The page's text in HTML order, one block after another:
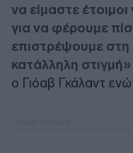
να είμαστε
για να φέρουμε
επιστρέψουμε στη
κατάλληλη στιγμή»
ο Γιόαβ Γκάλαντ